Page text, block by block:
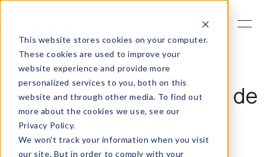
This website stores cookies on your computer.
These cookies are used to improve your
website experience and provide more
personalized services to you, both on this
website and through other media. To find out
more about the cookies we use, see our
Privacy Policy.
We won't track your information when you visit
our site. But in order to comply with your
De transportwereld en de
snelste route naar
werkgeluk